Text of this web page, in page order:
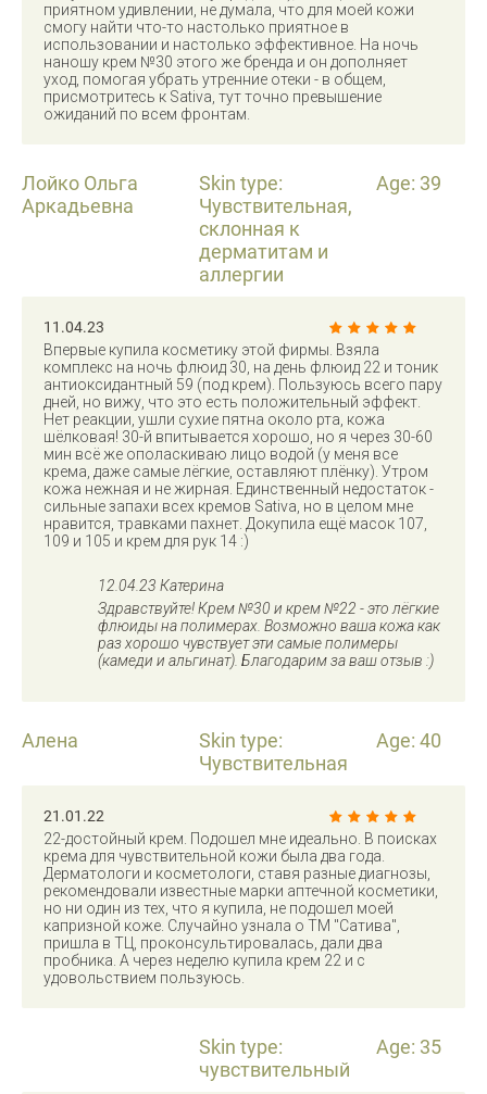
приятном удивлении, не думала, что для моей кожи
смогу найти что-то настолько приятное в
использовании и настолько эффективное. На ночь
наношу крем №30 этого же бренда и он дополняет
уход, помогая убрать утренние отеки - в общем,
присмотритесь к Sativa, тут точно превышение
ожиданий по всем фронтам.
Лойко Ольга
Аркадьевна
Skin type:
Чувствительная,
склонная к
дерматитам и
аллергии
Age: 39
11.04.23
Впервые купила косметику этой фирмы. Взяла
комплекс на ночь флюид 30, на день флюид 22 и тоник
антиоксидантный 59 (под крем). Пользуюсь всего пару
дней, но вижу, что это есть положительный эффект.
Нет реакции, ушли сухие пятна около рта, кожа
шёлковая! 30-й впитывается хорошо, но я через 30-60
мин всё же ополаскиваю лицо водой (у меня все
крема, даже самые лёгкие, оставляют плёнку). Утром
кожа нежная и не жирная. Единственный недостаток -
сильные запахи всех кремов Sativa, но в целом мне
нравится, травками пахнет. Докупила ещё масок 107,
109 и 105 и крем для рук 14 :)
12.04.23 Катерина
Здравствуйте! Крем №30 и крем №22 - это лёгкие
флюиды на полимерах. Возможно ваша кожа как
раз хорошо чувствует эти самые полимеры
(камеди и альгинат). Благодарим за ваш отзыв :)
Алена
Skin type:
Чувствительная
Age: 40
21.01.22
22-достойный крем. Подошел мне идеально. В поисках
крема для чувствительной кожи была два года.
Дерматологи и косметологи, ставя разные диагнозы,
рекомендовали известные марки аптечной косметики,
но ни один из тех, что я купила, не подошел моей
капризной коже. Случайно узнала о ТМ "Сатива",
пришла в ТЦ, проконсультировалась, дали два
пробника. А через неделю купила крем 22 и с
удовольствием пользуюсь.
Skin type:
чувствительный
Age: 35